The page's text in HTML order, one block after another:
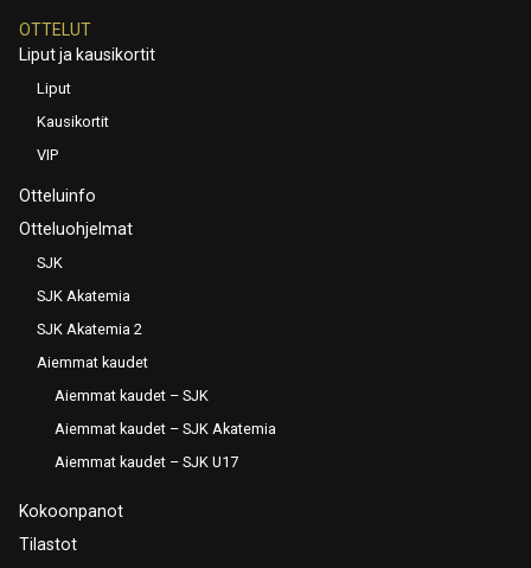
OTTELUT
Liput ja kausikortit
Liput
Kausikortit
VIP
Otteluinfo
Otteluohjelmat
SJK
SJK Akatemia
SJK Akatemia 2
Aiemmat kaudet
Aiemmat kaudet – SJK
Aiemmat kaudet – SJK Akatemia
Aiemmat kaudet – SJK U17
Kokoonpanot
Tilastot